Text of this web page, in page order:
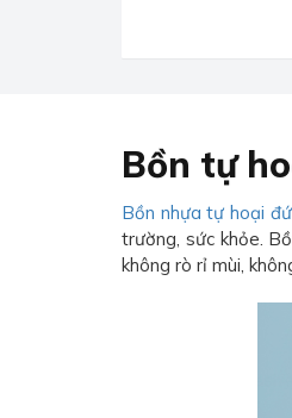
Bồn tự
Bồn nhựa tự hoại
trường, sức khỏe.
không rò rỉ mùi,